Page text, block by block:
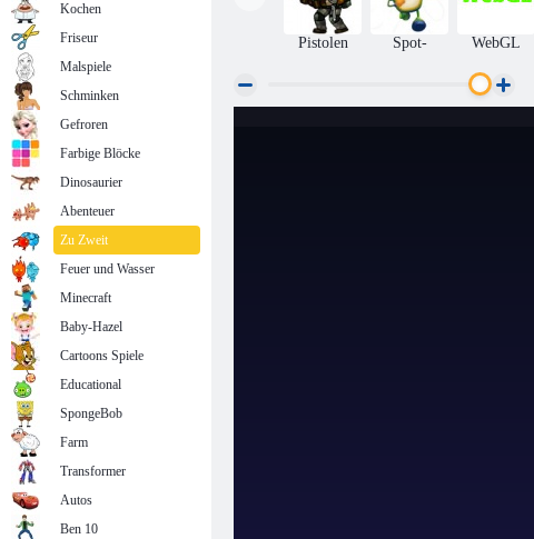
Pistolen Spot- WebGL
Kochen
Friseur
Malspiele
Schminken
Gefroren
Farbige Blöcke
Dinosaurier
Abenteuer
Zu Zweit
Feuer und Wasser
Minecraft
Baby-Hazel
Cartoons Spiele
Educational
SpongeBob
Farm
Transformer
Autos
Ben 10